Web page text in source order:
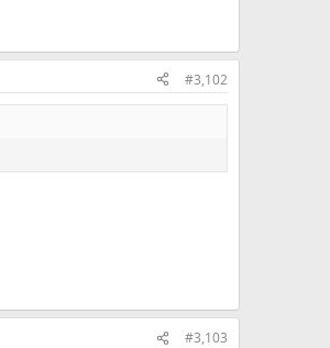
#3,102
#3,103